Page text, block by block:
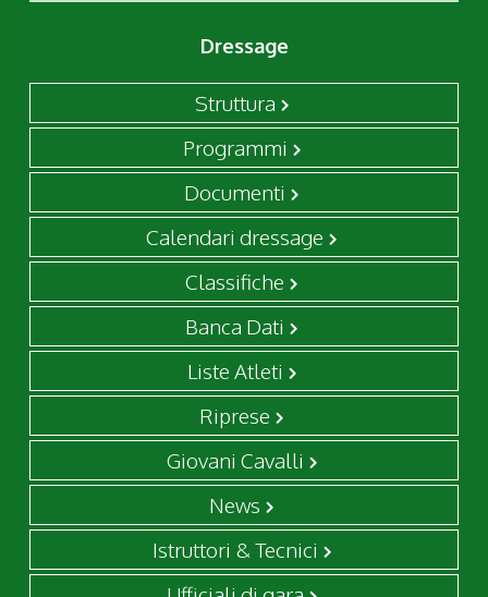
Dressage
Struttura
Programmi
Documenti
Calendari dressage
Classifiche
Banca Dati
Liste Atleti
Riprese
Giovani Cavalli
News
Istruttori & Tecnici